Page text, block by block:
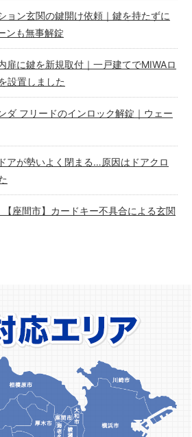
ョン玄関の鍵開け依頼｜鍵を持たずに
ンも無事解錠
扉に鍵を新規取付｜一戸建てでMIWAロ
設置しました
ダ フリードのインロック解錠｜ウェー
アが勢いよく閉まる…原因はドアクロ
座間市】カードキー不具合による玄関